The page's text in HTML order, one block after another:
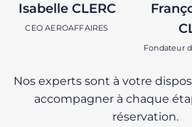
Isabelle CLERC
CEO AEROAFFAIRES
Fondateur
Nos experts sont à votre
accompagner à chaque
réservation.